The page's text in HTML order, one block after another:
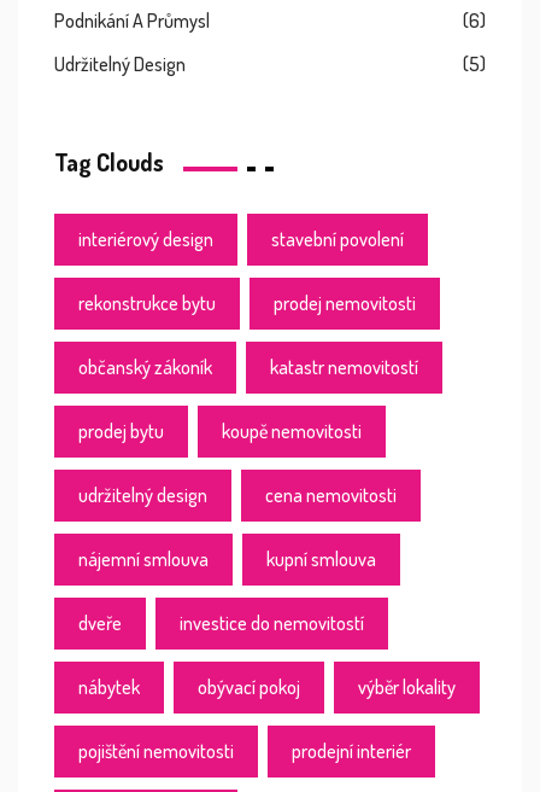
Podnikání A Průmysl
(6)
Udržitelný Design
(5)
Tag Clouds
interiérový design stavební povolení
rekonstrukce bytu prodej nemovitosti
občanský zákoník katastr nemovitostí
prodej bytu koupě nemovitosti
udržitelný design cena nemovitosti
nájemní smlouva kupní smlouva
dveře investice do nemovitostí
nábytek obývací pokoj výběr lokality
pojištění nemovitosti prodejní interiér